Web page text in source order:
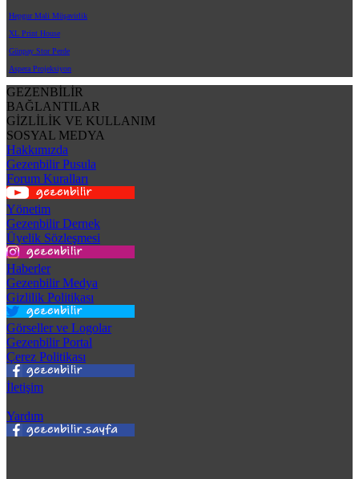
Hepgur Mali Müşavirlik
XL Print House
Günpay Stor Perde
Aspera Projeksiyon
GEZENBİLİR
BAĞLANTILAR
GİZLİLİK VE KULLANIM
SOSYAL MEDYA
Hakkımızda
Gezenbilir Pusula
Forum Kuralları
Yönetim
Gezenbilir Dernek
Üyelik Sözleşmesi
Haberler
Gezenbilir Medya
Gizlilik Politikası
Görseller ve Logolar
Gezenbilir Portal
Çerez Politikası
İletişim
Yardım